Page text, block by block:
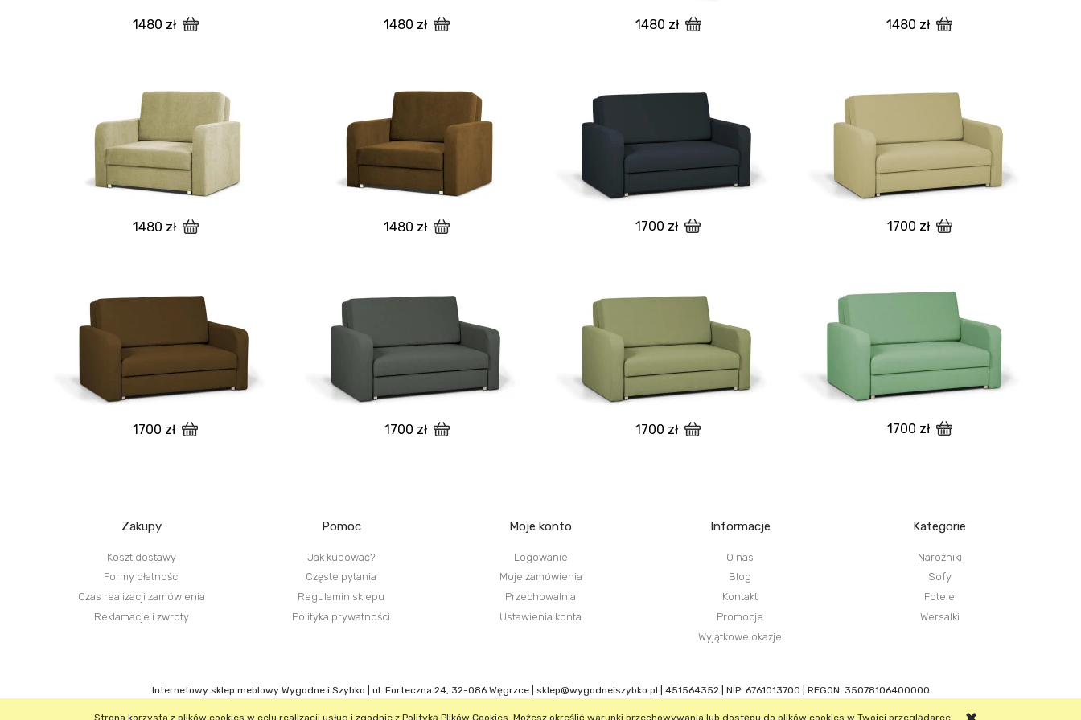
Strona korzysta z plików cookies w celu realizacji usług i zgodnie zPolityką Plików Cookies . Możesz określić warunki przechowywania lub dostępu do plików cookies w Twojej przeglądarce.
1480 zł 1480 zł 1480 zł 1480 zł
1480 zł 1480 zł 1700 zł 1700 zł
1700 zł 1700 zł 1700 zł 1700 zł
Zakupy
Koszt dostawy
Formy płatności
Czas realizacji zamówienia
Reklamacje i zwroty
Pomoc
Jak kupować?
Częste pytania
Regulamin sklepu
Polityka prywatności
Moje konto
Logowanie
Moje zamówienia
Przechowalnia
Ustawienia konta
Informacje
O nas
Blog
Kontakt
Promocje
Wyjątkowe okazje
Kategorie
Narożniki
Sofy
Fotele
Wersalki
Internetowy sklep meblowy Wygodne i Szybko | ul. Forteczna 24, 32-086 Węgrzce | sklep@wygodneiszybko.pl 451564352| NIP: 6761013700 | REGON: 35078106400000